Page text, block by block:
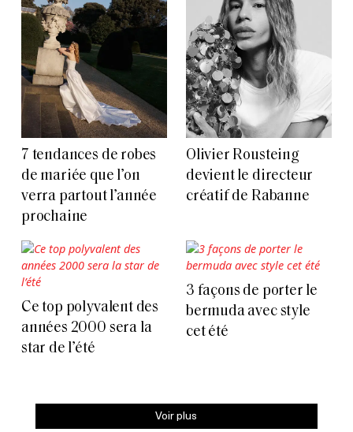
7 tendances de robes
de mariée que l’on
verra partout l’année
prochaine
Olivier Rousteing
devient le directeur
créatif de Rabanne
Ce top polyvalent des
années 2000 sera la
star de l’été
3 façons de porter le
bermuda avec style
cet été
Voir plus